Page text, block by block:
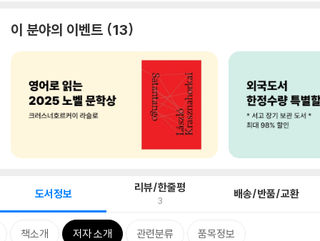
이 분야의 이벤트 13
도서정보 리뷰/한줄평
3 배송/반품/교환
책소개 저자 소개 관련분류 품목정보